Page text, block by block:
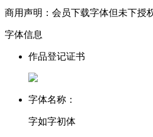
商用声明：会员下载字体但未下授
字体信息
作品登记证书
字体名称：
字如字初体